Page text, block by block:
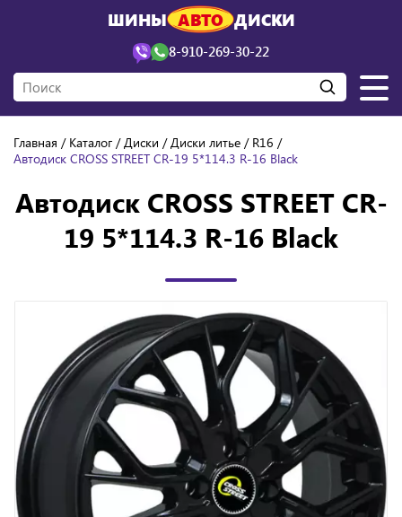
ШИНЫ АВТО ДИСКИ
8-910-269-30-22
Главная Каталог Диски Диски литье
R16
Автодиск CROSS STREET CR-19 5*114.3 R-16 Black
Автодиск CROSS STREET CR-
19 5*114.3 R-16 Black